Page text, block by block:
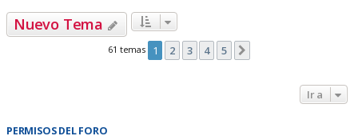
Nuevo Tema
61 temas 1 2 3 4 5
Ir a
PERMISOS DEL FORO